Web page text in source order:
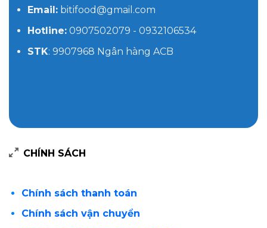
Email:bitifood@gmail.com
Hotline:0907502079 - 0932106534
STK: 9907968 Ngân hàng ACB
CHÍNH SÁCH
Chính sách thanh toán
Chính sách vận chuyển